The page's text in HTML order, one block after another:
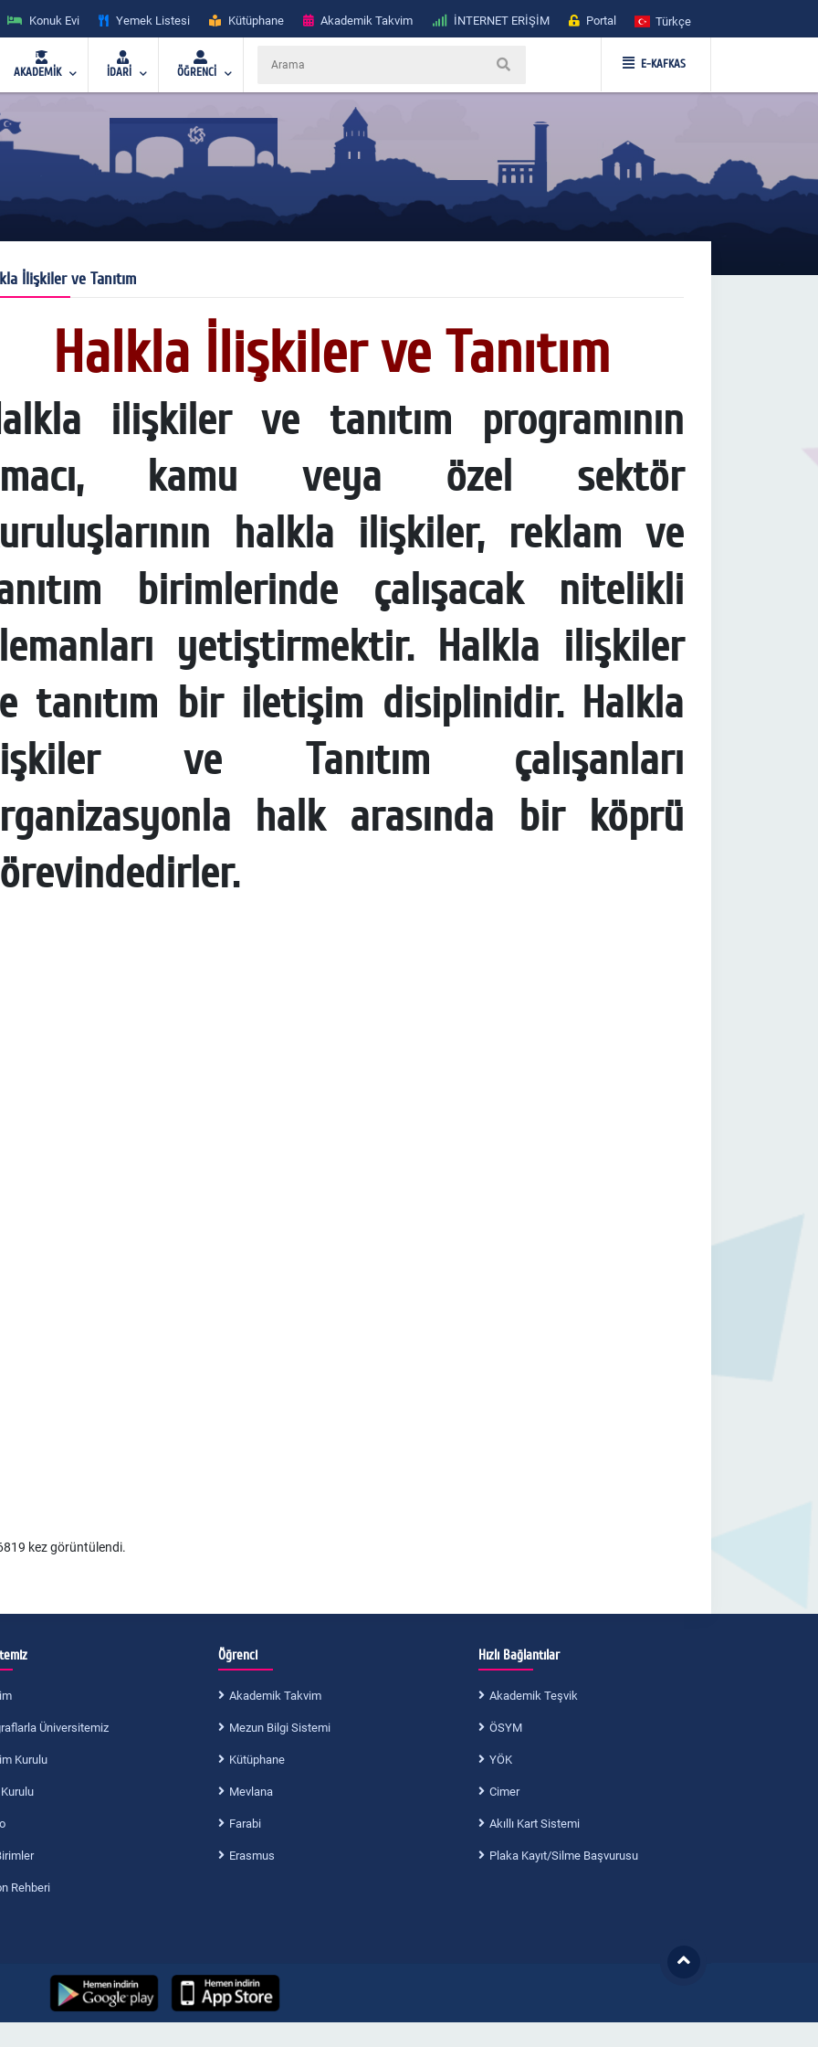
Konuk Evi Yemek Listesi Kütüphane Akademik Takvim İNTERNET ERİŞİM Portal Türkçe
AKADEMİK İDARİ ÖĞRENCİ
E-KAFKAS
İlişkiler ve Tanıtım
Halkla İlişkiler ve Tanıtım
ilişkiler ve tanıtım programının
kamu veya özel sektör
halkla ilişkiler, reklam ve
birimlerinde çalışacak nitelikli
yetiştirmektir. Halkla ilişkiler
tanıtım bir iletişim disiplinidir. Halkla
ve Tanıtım çalışanları
halk arasında bir köprü
kez görüntülendi.
Üniversitemiz
Kurulu
Rehberi
Öğrenci
Akademik Takvim
Mezun Bilgi Sistemi
Kütüphane
Mevlana
Farabi
Erasmus
Hızlı Bağlantılar
Akademik Teşvik
ÖSYM
YÖK
Cimer
Akıllı Kart Sistemi
Plaka Kayıt/Silme Başvurusu